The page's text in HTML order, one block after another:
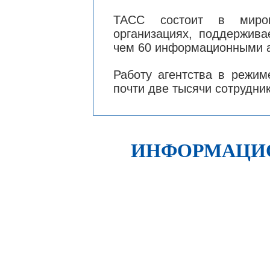
ТАСС состоит в
организациях,
чем 60 информационными
Работу агентства в
почти две тысячи